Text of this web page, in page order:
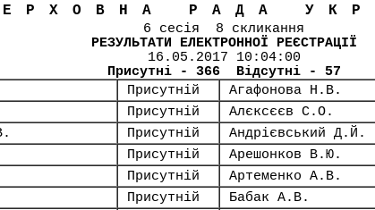
РАДА
6 сесія 8 скликання
РЕЗУЛЬТАТИ ЕЛЕКТРОННОЇ РЕЄСТРАЦІЇ
16.05.2017 10:04:00
Присутні - 366 Відсутні - 57
Присутній Агафонова Н.В.
Присутній Алєксєєв С.О.
Присутній Андрієвський Д.Й.
Присутній Арешонков В.Ю.
Присутній Артеменко А.В.
Присутній Бабак А.В.